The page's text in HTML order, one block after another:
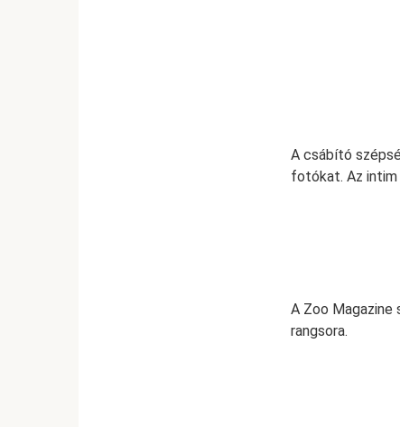
A csábító
fotókat. Az intim
A Zoo Magazine
rangsora.